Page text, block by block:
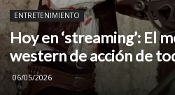
ENTRETENIMIENTO
Hoy en ‘streaming’: El
western de acción de
06/05/2026